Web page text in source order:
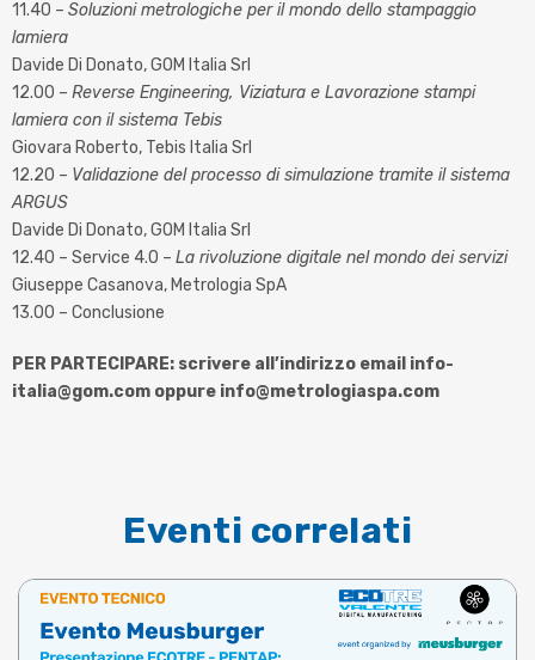
11.40 – Soluzioni metrologiche per il mondo dello stampaggio
lamiera
Davide Di Donato, GOM Italia Srl
12.00 – Reverse Engineering, Viziatura e Lavorazione stampi
lamiera con il sistema Tebis
Giovara Roberto, Tebis Italia Srl
12.20 – Validazione del processo di simulazione tramite il sistema
ARGUS
Davide Di Donato, GOM Italia Srl
12.40 – Service 4.0 – La rivoluzione digitale nel mondo dei servizi
Giuseppe Casanova, Metrologia SpA
13.00 – Conclusione
PER PARTECIPARE: scrivere all’indirizzo email info-
italia@gom.com oppure info@metrologiaspa.com
Eventi correlati